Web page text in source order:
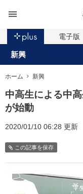
電子版
新興
ホーム 新興
中高生による中
が始動
2020/01/10 06:28 更新
この記事を保存